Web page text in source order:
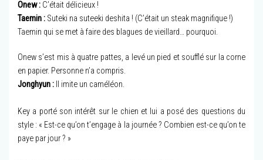
Onew : C’était délicieux !
Taemin : Suteki na suteeki deshita ! (C’était un steak magnifique !)
Taemin qui se met à faire des blagues de vieillard… pourquoi.
Onew s’est mis à quatre pattes, a levé un pied et soufflé sur la corne
en papier. Personne n’a compris.
Jonghyun :
Il imite un caméléon.
Key a porté son intérêt sur le chien et lui a posé des questions du
style : « Est-ce qu’on t’engage à la journée ? Combien est-ce qu’on te
paye par jour ? »